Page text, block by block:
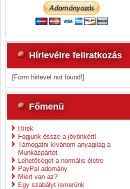
Hírlevélre feliratkozás
[Form hirlevel not found!]
Főmenü
Hírek
Fogjunk össze a jövőnkért!
Támogatni kívánom anyagilag a
Munkáspártot
Lehetőséget a normális életre
PayPal adomány
Miért van az?
Egy szabályt ismerünk